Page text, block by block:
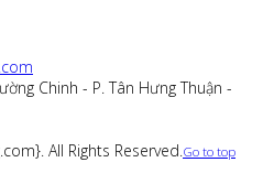
Chinh - P. Tân Hưng Thuận -
All Rights Reserved. Go to top